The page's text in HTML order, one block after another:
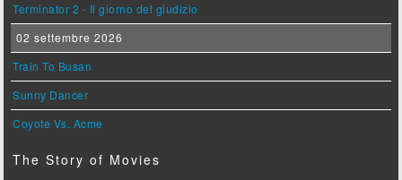
Terminator 2 - Il giorno del giudizio
02 settembre 2026
Train To Busan
Sunny Dancer
Coyote Vs. Acme
The Story of Movies